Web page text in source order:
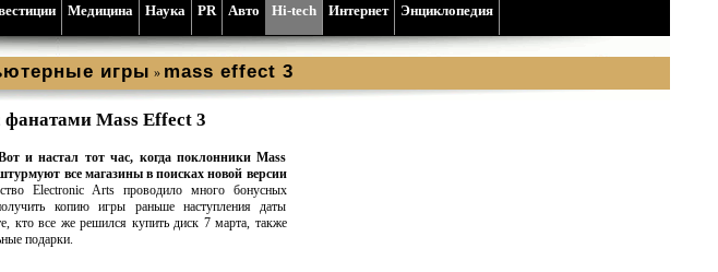
Медицина Наука PR Aвто Hi-tech Интернет Энциклопедия
игры » mass effect 3
Mass Effect 3
и настал тот час, когда поклонники Mass
все магазины в поисках новой версии
Electronic Arts проводило много бонусных
копию игры раньше наступления даты
кто все же решился купить диск 7 марта, также
подарки.